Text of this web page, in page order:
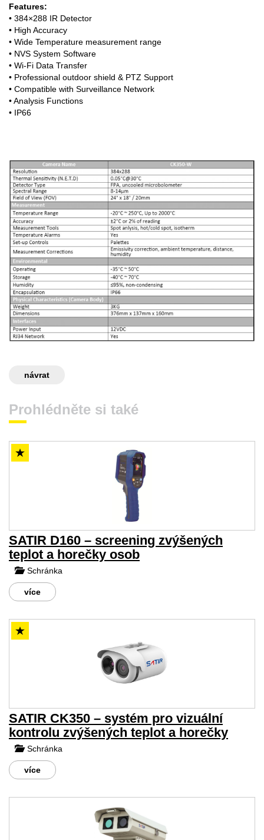
Features:
• 384×288 IR Detector
• High Accuracy
• Wide Temperature measurement range
• NVS System Software
• Wi-Fi Data Transfer
• Professional outdoor shield & PTZ Support
• Compatible with Surveillance Network
• Analysis Functions
• IP66
návrat
Prohlédněte si také
SATIR D160 – screening zvýšených
teplot a horečky osob
Schránka
více
SATIR CK350 – systém pro vizuální
kontrolu zvýšených teplot a horečky
Schránka
více